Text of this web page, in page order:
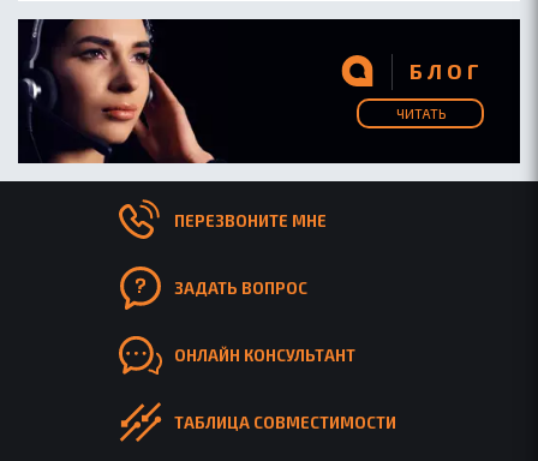
БЛОГ
ЧИТАТЬ
ПЕРЕЗВОНИТЕ МНЕ
ЗАДАТЬ ВОПРОС
ОНЛАЙН КОНСУЛЬТАНТ
ТАБЛИЦА СОВМЕСТИМОСТИ